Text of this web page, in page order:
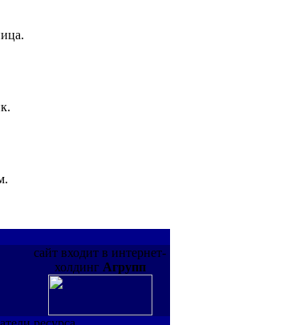
сайт входит в интернет-
холдинг Агрупп